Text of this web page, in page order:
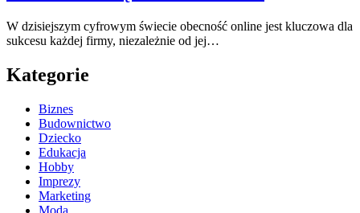
W dzisiejszym cyfrowym świecie obecność online jest kluczowa dla
sukcesu każdej firmy, niezależnie od jej…
Kategorie
Biznes
Budownictwo
Dziecko
Edukacja
Hobby
Imprezy
Marketing
Moda